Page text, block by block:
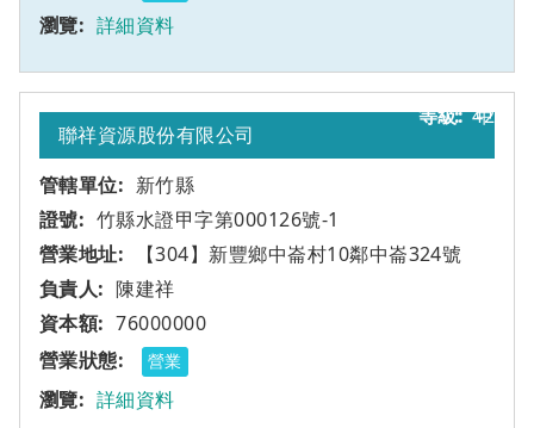
詳細資料
42
聯祥資源股份有限公司
新竹縣
竹縣水證甲字第000126號-1
【304】新豐鄉中崙村10鄰中崙324號
甲
陳建祥
76000000
營業
詳細資料